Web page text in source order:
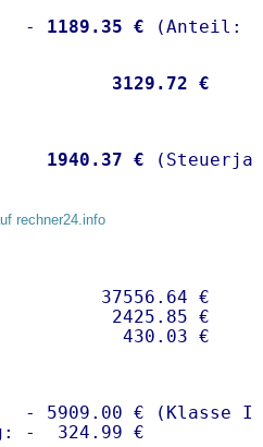
-
1189.35 €
3129.72 €
1940.37 €
rechner24.info
37556.64 €
2425.85 €
- 5909.00 € (Klasse I)
-  324.99 €